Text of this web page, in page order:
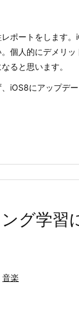
レポートをします
。個人的にデメリ
ると思います。
、iOS8にアップデ
グ学習
音楽